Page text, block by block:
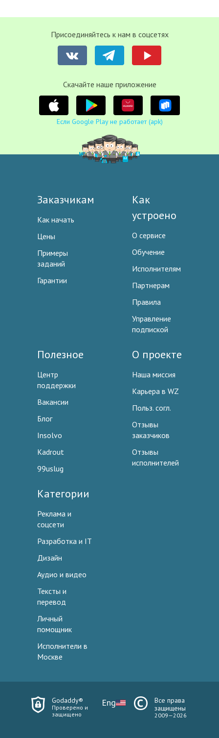
Присоединяйтесь к нам в соцсетях
Cкачайте наше приложение
Если Google Play не работает (apk)
Заказчикам
Как начать
Цены
Примеры
заданий
Гарантии
Как
устроено
О сервисе
Обучение
Исполнителям
Партнерам
Правила
Управление
подпиской
Полезное
Центр
поддержки
Вакансии
Блог
Insolvo
Kadrout
99uslug
О проекте
Наша миссия
Карьера в WZ
Польз. согл.
Отзывы
заказчиков
Отзывы
исполнителей
Категории
Реклама и
соцсети
Разработка и IT
Дизайн
Аудио и видео
Тексты и
перевод
Личный
помощник
Исполнители в
Москве
Godaddy®
Проверено и
защищено
Eng
Все права
защищены
2009—2026